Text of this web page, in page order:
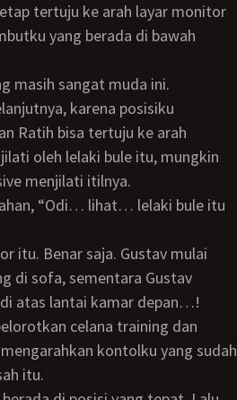
tertuju ke arah layar monitor
yang berada di bawah
masih sangat muda ini.
Ratih bisa tertuju ke arah
oleh lelaki bule itu, mungkin
menjilati itilnya.
di sofa, sementara Gustav
atas lantai kamar depan…!
kontolku yang sudah
itu.